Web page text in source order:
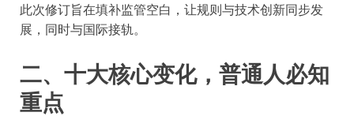
此次修订旨在填补监管空白，让规则与技术创新同步发
展，同时与国际接轨。
二、十大核心变化，普通人必知
重点